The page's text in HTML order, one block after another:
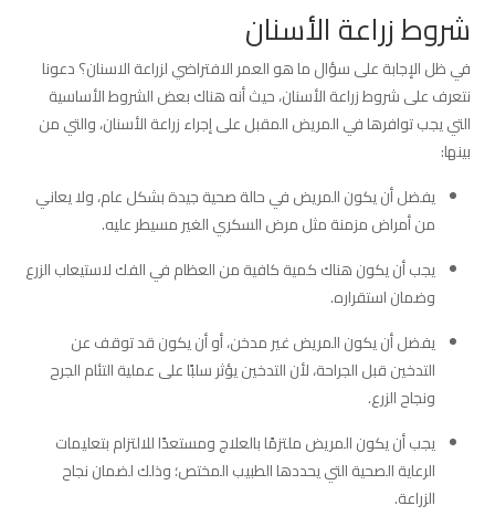
شروط زراعة الأسنان
في ظل الإجابة على سؤال ما هو العمر الافتراضي لزراعة الاسنان؟ دعونا
نتعرف على شروط زراعة الأسنان، حيث أنه هناك بعض الشروط الأساسية
التي يجب توافرها في المريض المقبل على إجراء زراعة الأسنان، والتي من
بينها:
يفضل أن يكون المريض في حالة صحية جيدة بشكل عام، ولا يعاني
من أمراض مزمنة مثل مرض السكري الغير مسيطر عليه.
يجب أن يكون هناك كمية كافية من العظام في الفك لاستيعاب الزرع
وضمان استقراره.
يفضل أن يكون المريض غير مدخن، أو أن يكون قد توقف عن
التدخين قبل الجراحة، لأن التدخين يؤثر سلبًا على عملية التئام الجرح
ونجاح الزرع.
يجب أن يكون المريض ملتزمًا بالعلاج ومستعدًا للالتزام بتعليمات
الرعاية الصحية التي يحددها الطبيب المختص؛ وذلك لضمان نجاح
الزراعة.